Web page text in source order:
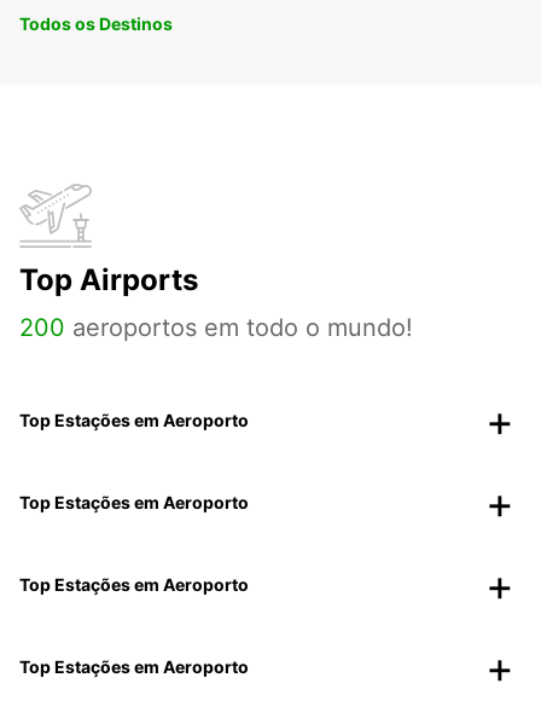
Todos os Destinos
Top Airports
200 aeroportos em todo o mundo!
Top Estações em Aeroporto
Top Estações em Aeroporto
Top Estações em Aeroporto
Top Estações em Aeroporto